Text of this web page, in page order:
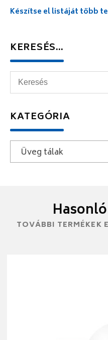
Készítse el listáját több
KERESÉS…
KATEGÓRIA
Üveg tálak
TOVÁBBI TERMÉKEK